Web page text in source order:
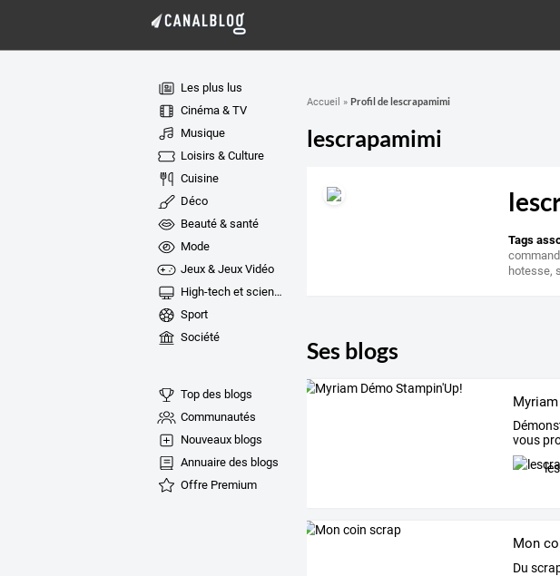
Les plus lus
Cinéma & TV
Musique
Loisirs & Culture
Cuisine
Déco
Beauté & santé
Mode
Jeux & Jeux Vidéo
High-tech et sciences
Sport
Société
Top des blogs
Communautés
Nouveaux blogs
Annuaire des blogs
Offre Premium
Accueil » Profil de lescrapamimi
lescrapamimi
Tags
hotesse,
Ses blogs
vous
moi
Mon
Du